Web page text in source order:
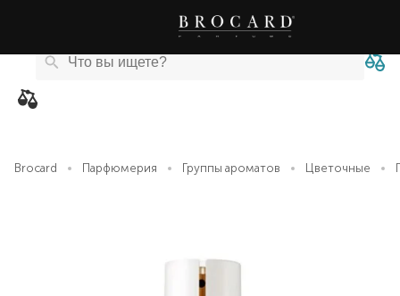
Brocard Парфюмерия Группы ароматов Цветочные